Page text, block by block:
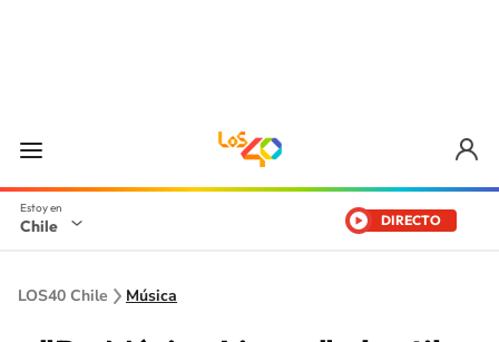
Chile DIRECTO
LOS40 Chile Música